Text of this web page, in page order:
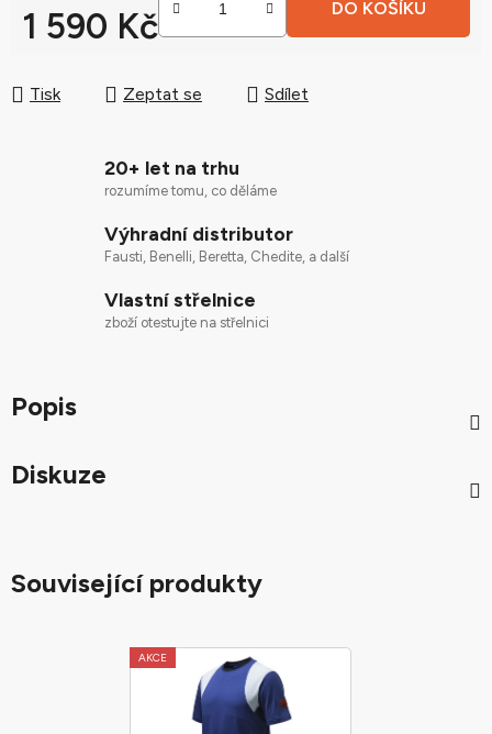
1 590 Kč DO KOŠÍKU
Tisk Zeptat se Sdílet
20+ let na trhu
rozumíme tomu, co děláme
Výhradní distributor
Fausti, Benelli, Beretta, Chedite, a další
Vlastní střelnice
zboží otestujte na střelnici
Popis
Diskuze
Související produkty
AKCE